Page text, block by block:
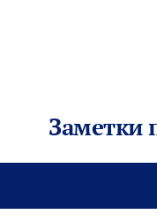
Заметки